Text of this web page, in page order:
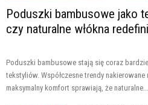
Poduszki bambusowe jako
czy naturalne włókna
Poduszki bambusowe stają się coraz
tekstyliów. Współczesne trendy
maksymalny komfort sprawiają, że naturalne...